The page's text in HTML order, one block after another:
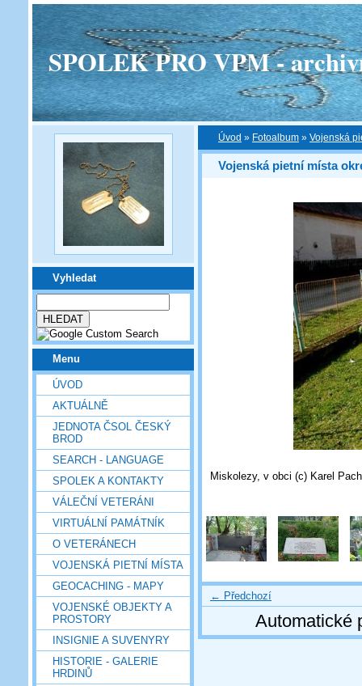
SPOLEK PRO VPM -
Vyhledat
Menu
ÚVOD
AKTUÁLNĚ
JEDNOTA ČSOL ČESKÝ
BROD
SEARCH - LANGUAGE
SPOLEK A KONTAKTY
VÁLEČNÍ VETERÁNI
VIRTUÁLNÍ PAMÁTNÍK
O VETERÁNECH
VOJENSKÁ PIETNÍ MÍSTA
GEOCACHING - MAPY
VOJENSKÉ OBJEKTY A
PROSTORY
INSIGNIE A SUVENYRY
HISTORIE - GALERIE
HRDINŮ
Úvod » Fotoalbum » Vojenská
Vojenská pietní místa
Miskolezy, v obci (c) Karel
← Předchozí
Automatické